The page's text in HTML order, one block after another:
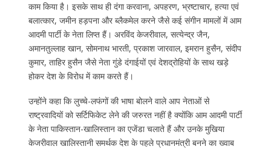
काम किया है। इसके साथ ही दंगा करवाना, अपहरण, भ्रष्टाचार, हत्या एवं
बलात्कार, जमीन हड़पना और ब्लैकमेल करने जैसे कई संगीन मामलों में आम
आदमी पार्टी के नेता लिप्त हैं। अरविंद केजरीवाल, सत्येन्द्र जैन,
अमानतुल्लाह खान, सोमनाथ भारती, प्रकाश जारवाल, इमरान हुसैन, संदीप
कुमार, ताहिर हुसैन जैसे नेता गुंडे दंगाईयों एवं देशद्रोहियों के साथ खड़े
होकर देश के विरोध में काम करते हैं।
उन्होंने कहा कि लुच्चे-लफंगों की भाषा बोलने वाले आप नेताओं से
राष्ट्रवादियों को सर्टिफिकेट लेने की जरुरत नहीं है क्योंकि आम आदमी पार्टी
के नेता पाकिस्तान-खालिस्तान का एजेंडा चलाते हैं और उनके मुखिया
केजरीवाल खालिस्तानी समर्थक देश के पहले प्रधानमंत्री बनने का ख्वाब